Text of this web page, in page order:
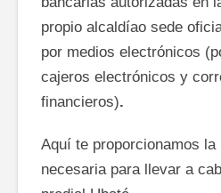
propio alcaldíao sede
por medios electrónicos
cajeros electrónicos y
financieros).
Aquí te proporcionamos la
necesaria para llevar a